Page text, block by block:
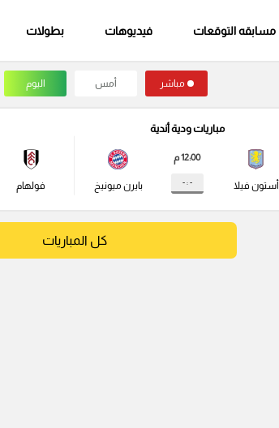
مسابقه التوقعات فيديوهات بطولات
مباشر أمس اليوم
مباريات ودية أندية
أستون فيلا
12:00 م
- : - بايرن ميونيخ فولهام
كل المباريات